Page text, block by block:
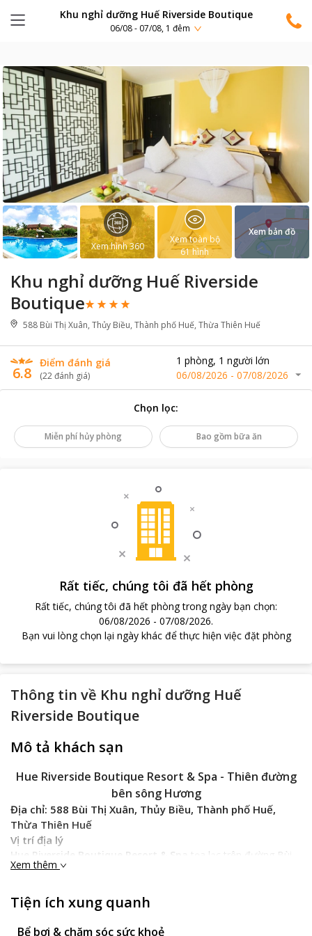
Khu nghỉ dưỡng Huế Riverside Boutique
06/08 - 07/08, 1 đêm
Khu nghỉ dưỡng Huế Riverside
Boutique
588 Bùi Thị Xuân, Thủy Biều, Thành phố Huế, Thừa Thiên Huế
6.8
Điểm đánh giá
(22đánh giá)
1 phòng, 1 người lớn
06/08/2026 - 07/08/2026
Xem hình 360
Xem toàn bộ
61hình
Xem bản đồ
Chọn lọc:
Miễn phí hủy phòng Bao gồm bữa ăn
Rất tiếc, chúng tôi đã hết phòng
Rất tiếc, chúng tôi đã hết phòng trong ngày bạn chọn:
06/08/2026 - 07/08/2026.
Bạn vui lòng chọn lại ngày khác để thực hiện việc đặt phòng
Thông tin về Khu nghỉ dưỡng Huế
Riverside Boutique
Mô tả khách sạn
Hue Riverside Boutique Resort & Spa - Thiên đường
bên sông Hương
Địa chỉ: 588 Bùi Thị Xuân, Thủy Biều, Thành phố Huế,
Thừa Thiên Huế
Vị trí địa lý
Hue Riverside Boutique Resort & Spa
tọa lạc trên đường Bùi
Thị Xuân, ven sông Hương hiền hòa. Khách sạn cách trung tâm
45 phút đi xe. Với vị trí thuận lợi, khách sạn dễ dàng tiếp cận
những điểm tham quan du lịch nổi tiếng của Huế.
Đặc điểm khách sạn
Xem thêm
Tiện ích xung quanh
Bể bơi & chăm sóc sức khoẻ